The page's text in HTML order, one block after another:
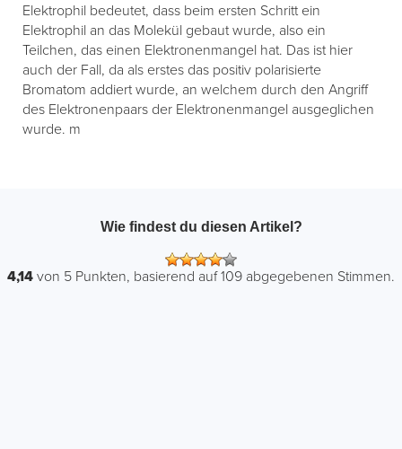
Elektrophil bedeutet, dass beim ersten Schritt ein
Elektrophil an das Molekül gebaut wurde, also ein
Teilchen, das einen Elektronenmangel hat. Das ist hier
auch der Fall, da als erstes das positiv polarisierte
Bromatom addiert wurde, an welchem durch den Angriff
des Elektronenpaars der Elektronenmangel ausgeglichen
wurde. m
Wie findest du diesen Artikel?
4,14 von 5 Punkten, basierend auf109 abgegebenen Stimmen.